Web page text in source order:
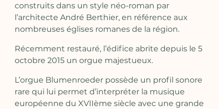
construits dans un style néo-roman par
l’architecte André Berthier, en référence aux
nombreuses églises romanes de la région.
Récemment restauré, l’édifice abrite depuis le 5
octobre 2015 un orgue majestueux.
L’orgue Blumenroeder possède un profil sonore
rare qui lui permet d’interpréter la musique
européenne du XVIIème siècle avec une grande